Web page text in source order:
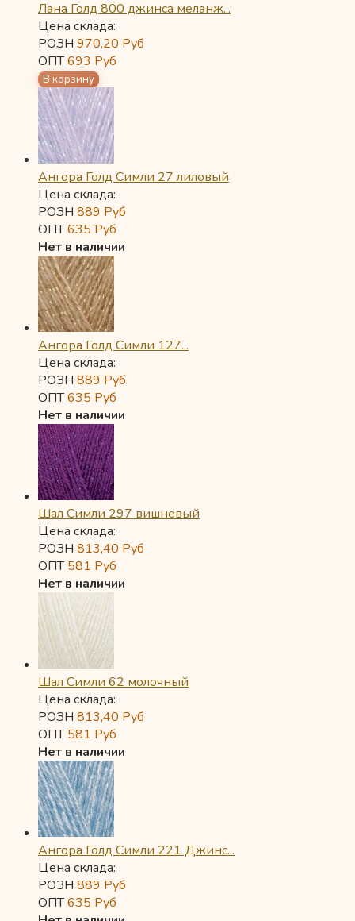
Лана Голд 800 джинса меланж...
Цена склада:
РОЗН 970,20 Руб
ОПТ693 Руб
Ангора Голд Симли 27 лиловый
Цена склада:
РОЗН 889 Руб
ОПТ635 Руб
Нет в наличии
Ангора Голд Симли 127...
Цена склада:
РОЗН 889 Руб
ОПТ635 Руб
Нет в наличии
Шал Симли 297 вишневый
Цена склада:
РОЗН 813,40 Руб
ОПТ581 Руб
Нет в наличии
Шал Симли 62 молочный
Цена склада:
РОЗН 813,40 Руб
ОПТ581 Руб
Нет в наличии
Ангора Голд Симли 221 Джинс...
Цена склада:
РОЗН 889 Руб
ОПТ635 Руб